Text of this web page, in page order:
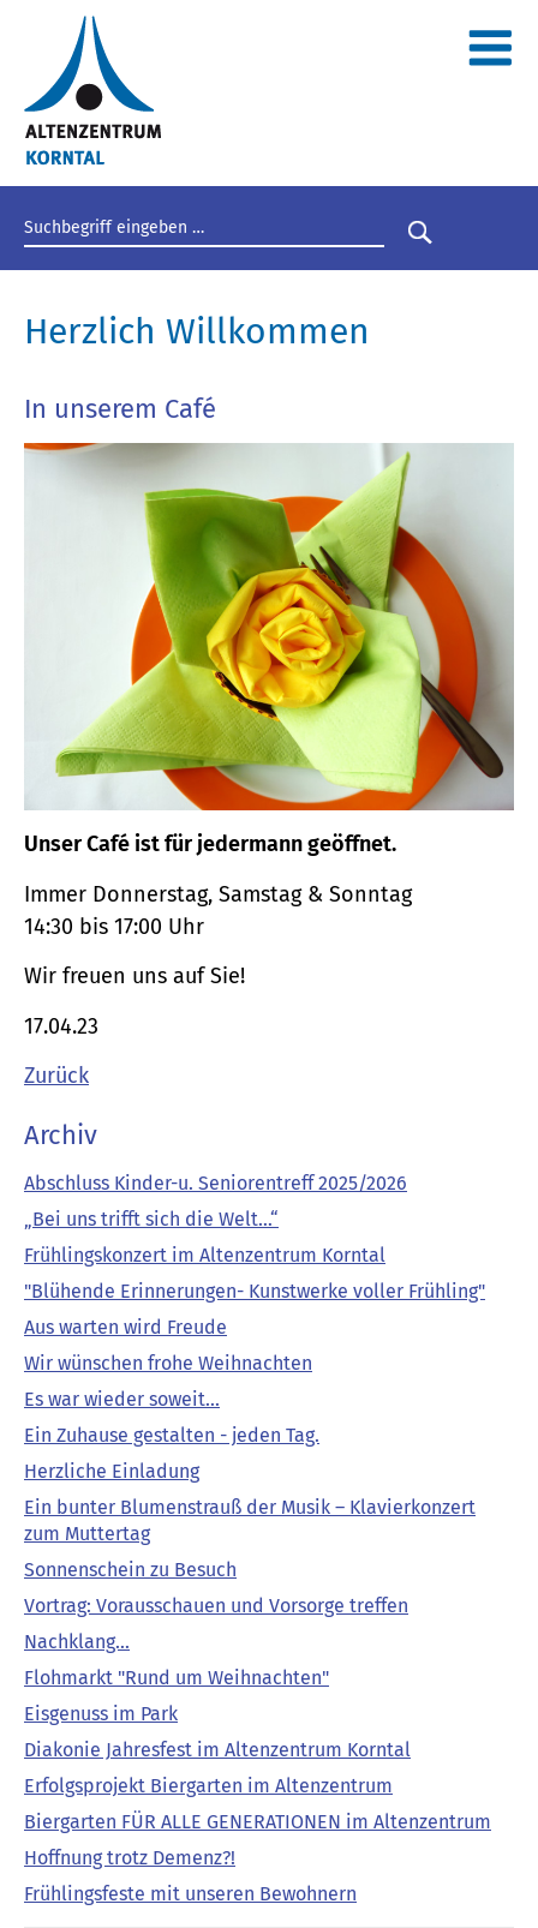
Suchbegriff eingeben
Suche
Herzlich Willkommen
In unserem Café
Unser Café ist für jedermann geöffnet.
Immer Donnerstag, Samstag & Sonntag
14:30 bis 17:00 Uhr
Wir freuen uns auf Sie!
17.04.23
Zurück
Archiv
Abschluss Kinder-u. Seniorentreff 2025/2026
„Bei uns trifft sich die Welt…“
Frühlingskonzert im Altenzentrum Korntal
"Blühende Erinnerungen- Kunstwerke voller Frühling"
Aus warten wird Freude
Wir wünschen frohe Weihnachten
Es war wieder soweit...
Ein Zuhause gestalten - jeden Tag.
Herzliche Einladung
Ein bunter Blumenstrauß der Musik – Klavierkonzert
zum Muttertag
Sonnenschein zu Besuch
Vortrag: Vorausschauen und Vorsorge treffen
Nachklang...
Flohmarkt "Rund um Weihnachten"
Eisgenuss im Park
Diakonie Jahresfest im Altenzentrum Korntal
Erfolgsprojekt Biergarten im Altenzentrum
Biergarten FÜR ALLE GENERATIONEN im Altenzentrum
Hoffnung trotz Demenz?!
Frühlingsfeste mit unseren Bewohnern